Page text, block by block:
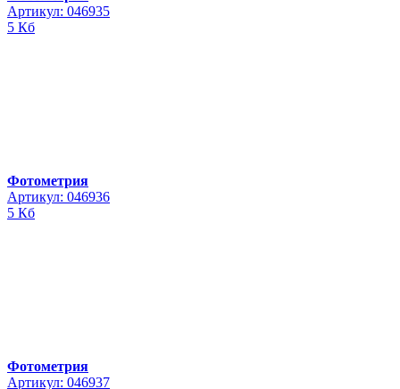
Артикул: 046935
5 Кб
Фотометрия
Артикул: 046936
5 Кб
Фотометрия
Артикул: 046937